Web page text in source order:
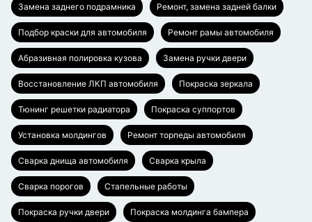
Замена заднего подрамника Ремонт, замена задней балки
Подбор краски для автомобиля Ремонт рамы автомобиля
Абразивная полировка кузова Замена ручки двери
Восстановление ЛКП автомобиля Покраска зеркала
Тюнинг решетки радиатора Покраска суппортов
Установка молдингов Ремонт торпеды автомобиля
Сварка днища автомобиля Сварка крыла
Сварка порогов Стапельные работы
Покраска ручки двери Покраска молдинга бампера